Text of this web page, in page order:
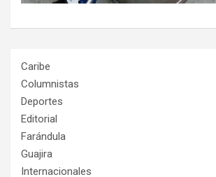
Caribe
Columnistas
Deportes
Editorial
Farándula
Guajira
Internacionales